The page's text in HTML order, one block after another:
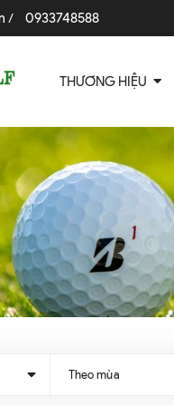
/ 0933748588
THƯƠNG HIỆU
Theo mùa